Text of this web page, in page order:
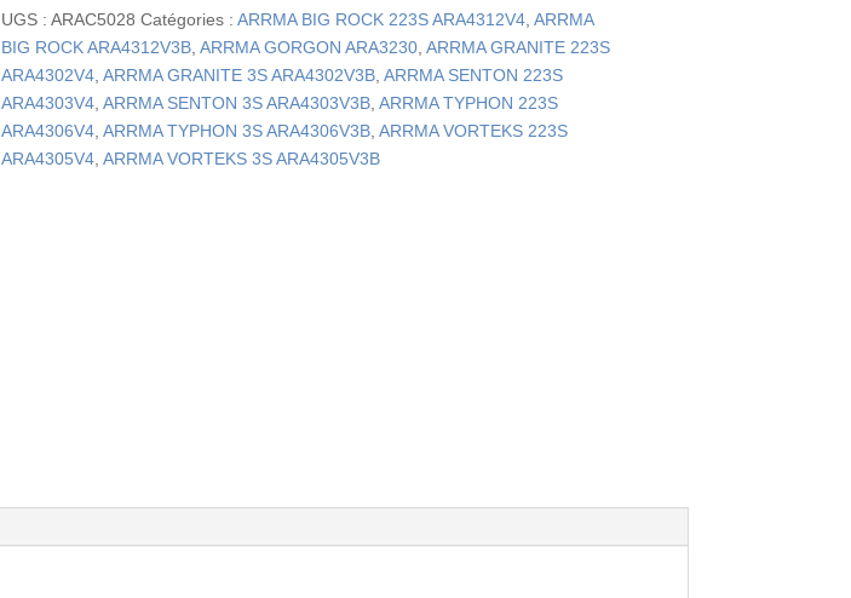
de
AR330468
-
Axe
de
charnière
UGS :ARAC5028 Catégories :ARRMA BIG ROCK 223S ARA4312V4 ,ARRMA
BIG ROCK ARA4312V3B ,ARRMA GORGON ARA3230 ,ARRMA GRANITE 223S
ARA4302V4 ,ARRMA GRANITE 3S ARA4302V3B ,ARRMA SENTON 223S
ARA4303V4 ,ARRMA SENTON 3S ARA4303V3B ,ARRMA TYPHON 223S
ARA4306V4 ,ARRMA TYPHON 3S ARA4306V3B ,ARRMA VORTEKS 223S
ARA4305V4 ,ARRMA VORTEKS 3S ARA4305V3B